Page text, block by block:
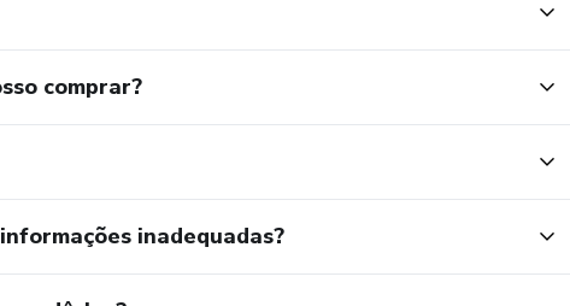
comprar?
inadequadas?